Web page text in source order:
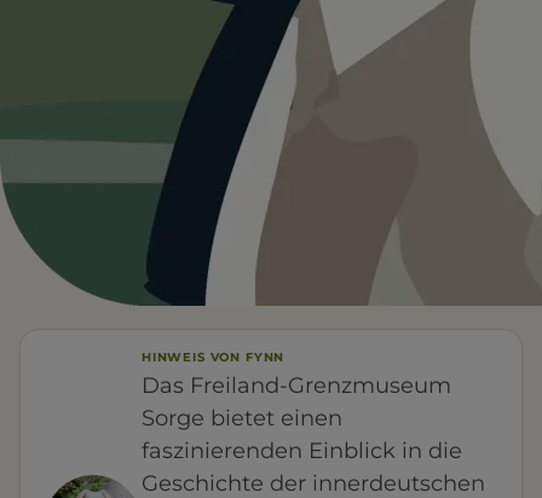
OpenWeatherMap
1 BEWERTUNG
FÜR EUCH RELEVANT Leinenfrei
HINWEIS VON FYNN
Das Freiland-Grenzmuseum
Sorge bietet einen
faszinierenden Einblick in die
Geschichte der innerdeutschen